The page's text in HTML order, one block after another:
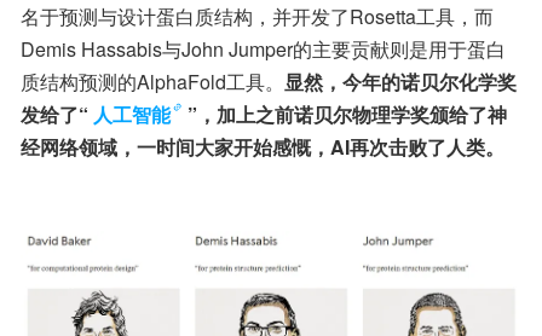
名于预测与设计蛋白质结构，并开发了Rosetta工具，而
Demis Hassabis与John Jumper的主要贡献则是用于蛋白
质结构预测的AlphaFold工具。 显然，今年的诺贝尔化学奖
发给了“ 人工智能
”，加上之前诺贝尔物理学奖颁给了神
经网络领域，一时间大家开始感慨，AI再次击败了人类。